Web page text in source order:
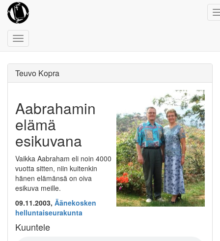
Toggle
navigation
Teuvo Kopra
Aabrahamin
elämä
esikuvana
Vaikka Aabraham eli noin 4000
vuotta sitten, niin kuitenkin
hänen elämänsä on oiva
esikuva meille.
09.11.2003, Äänekosken
helluntaiseurakunta
Kuuntele